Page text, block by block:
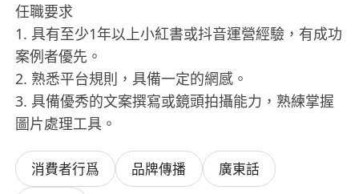
任職要求
1. 具有至少1年以上小紅書或抖音運營經驗，有成功
案例者優先。
2. 熟悉平台規則，具備一定的網感。
3. 具備優秀的文案撰寫或鏡頭拍攝能力，熟練掌握
圖片處理工具。
消費者行爲 品牌傳播
廣東話